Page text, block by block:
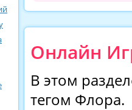
Онлайн
В этом
тегом Флора.